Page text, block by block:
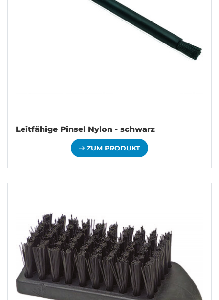
Leitfähige Pinsel Nylon - schwarz
ZUM PRODUKT